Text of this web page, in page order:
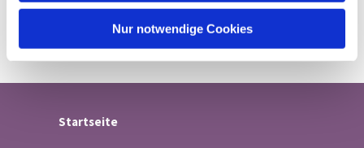
Nur notwendige Cookies
Startseite